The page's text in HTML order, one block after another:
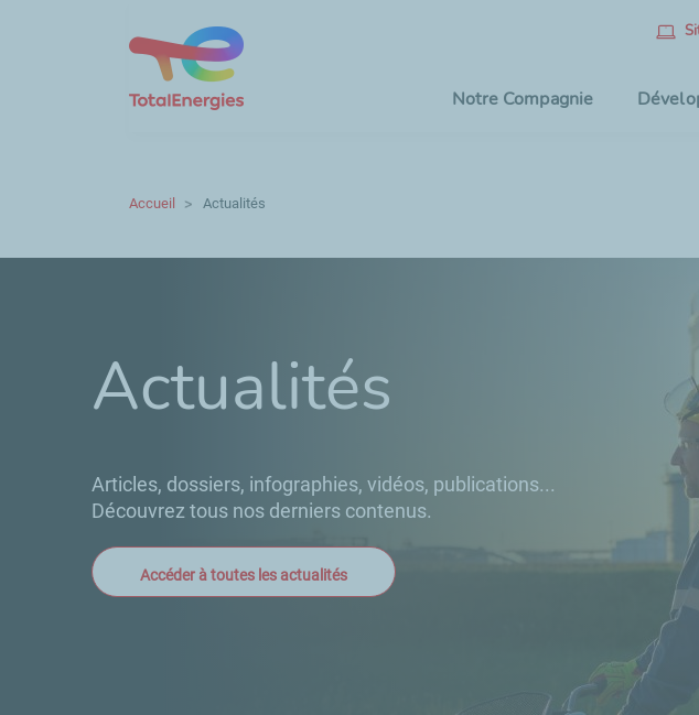
Notre Compagnie
Accueil Actualités
Actualités
Articles, dossiers, infographies, vidéos, publications...
Découvrez tous nos derniers contenus.
Accéder à toutes les actualités